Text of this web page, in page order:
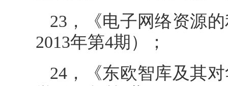
23，《电子网络资源
2013年第4期）；
24，《东欧智库及其